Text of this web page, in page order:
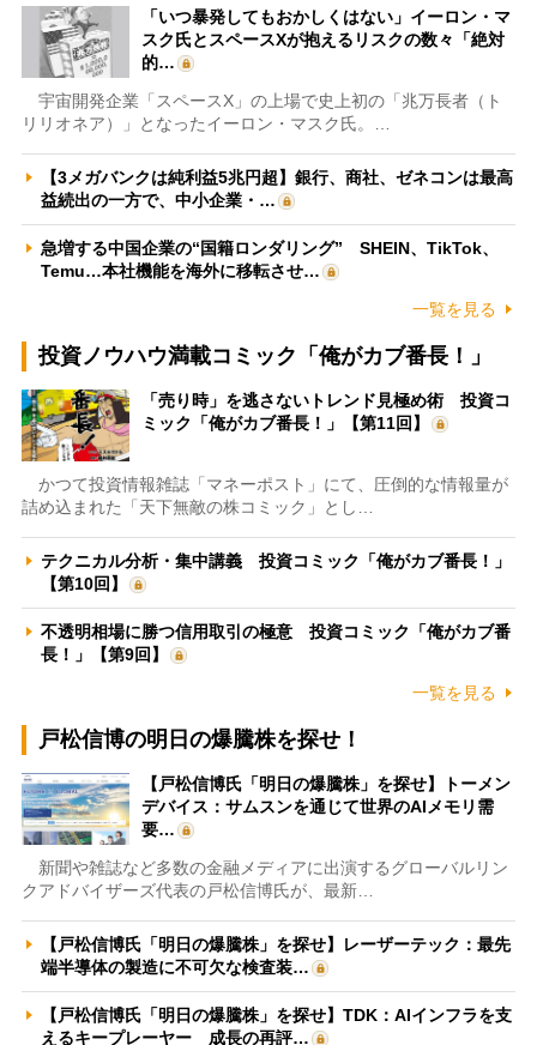
「いつ暴発してもおかしくはない」イーロン・マ
スク氏とスペースXが抱えるリスクの数々「絶対
的…
宇宙開発企業「スペースX」の上場で史上初の「兆万長者（ト
リリオネア）」となったイーロン・マスク氏。…
【3メガバンクは純利益5兆円超】銀行、商社、ゼネコンは最高
益続出の一方で、中小企業・…
急増する中国企業の“国籍ロンダリング” SHEIN、TikTok、
Temu…本社機能を海外に移転させ…
一覧を見る
投資ノウハウ満載コミック「俺がカブ番長！」
「売り時」を逃さないトレンド見極め術 投資コ
ミック「俺がカブ番長！」【第11回】
かつて投資情報雑誌「マネーポスト」にて、圧倒的な情報量が
詰め込まれた「天下無敵の株コミック」とし…
テクニカル分析・集中講義 投資コミック「俺がカブ番長！」
【第10回】
不透明相場に勝つ信用取引の極意 投資コミック「俺がカブ番
長！」【第9回】
一覧を見る
戸松信博の明日の爆騰株を探せ！
【戸松信博氏「明日の爆騰株」を探せ】トーメン
デバイス：サムスンを通じて世界のAIメモリ需
要…
新聞や雑誌など多数の金融メディアに出演するグローバルリン
クアドバイザーズ代表の戸松信博氏が、最新…
【戸松信博氏「明日の爆騰株」を探せ】レーザーテック：最先
端半導体の製造に不可欠な検査装…
【戸松信博氏「明日の爆騰株」を探せ】TDK：AIインフラを支
えるキープレーヤー 成長の再評…